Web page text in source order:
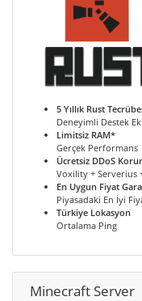
5 Yıllık Rust
Deneyimli Destek
Limitsiz RAM*
Gerçek Performans
Ücretsiz DDoS
Voxility + Serverius
En Uygun Fiyat
Piyasadaki En İyi
Türkiye Lokasyon
Ortalama Ping
Minecraft Server